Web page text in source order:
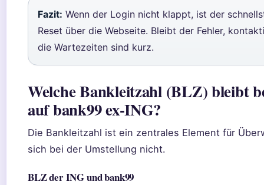
Fazit: Wenn der Login nicht klappt, ist der
Reset über die Webseite. Bleibt der Fehler,
die Wartezeiten sind kurz.
Welche Bankleitzahl (BLZ) bleibt
auf bank99 ex-ING?
Die Bankleitzahl ist ein zentrales Element für
sich bei der Umstellung nicht.
BLZ der ING und bank99